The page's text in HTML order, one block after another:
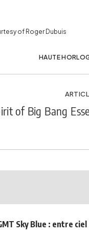
of Roger Dubuis
HAUTE
of Big Bang
Sky Blue : entre